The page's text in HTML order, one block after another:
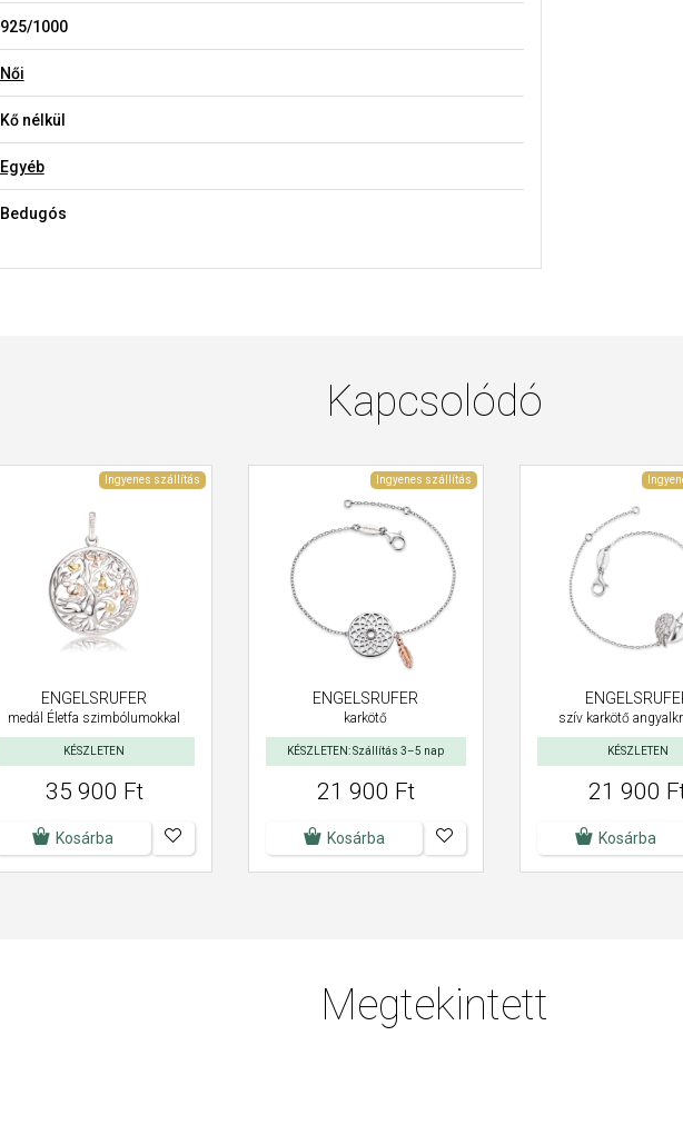
925/1000
Női
Kő nélkül
Egyéb
Bedugós
Kapcsolódó
Ingyenes szállítás
ENGELSRUFER
medál Életfa szimbólumokkal
KÉSZLETEN
35 900 Ft
Kosárba
Ingyenes szállítás
ENGELSRUFER
karkötő
KÉSZLETEN: Szállítás 3–5 nap
21 900 Ft
Kosárba
szív karkötő
KÉSZLETEN
21 900
Kosárba
Megtekintett